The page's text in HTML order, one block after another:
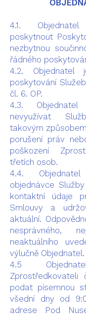
4.1.
poskytnout
nezbytnou
řádného
4.2. Objednatel
poskytování
čl. 6. OP.
4.3.
nevyužívat
takovým
porušení práv
poškození
třetích osob.
4.4. Objednatel
objednávce
kontaktní údaje
Smlouvy a
aktuální.
nesprávného,
neaktuálního
výlučně Objednatel.
4.5
Zprostředkovateli
podat písemnou
všední dny od
adrese Pod